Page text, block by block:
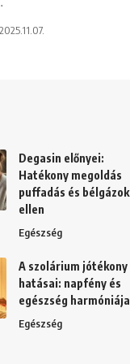
Degasin előnyei:
Hatékony megoldás
puffadás és bélgázok
ellen
Egészség
A szolárium jótékony
hatásai: napfény és
egészség harmóniája
Egészség